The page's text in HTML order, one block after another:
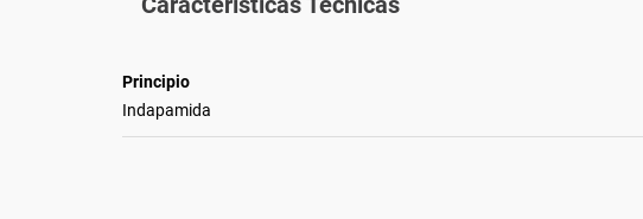
Principio
Indapamida